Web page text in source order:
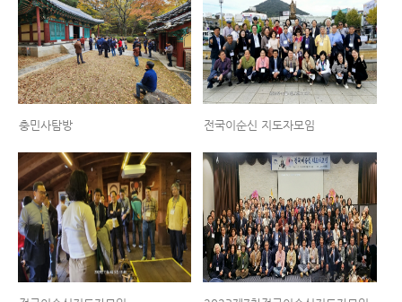
충민사탐방 전국이순신 지도자모임